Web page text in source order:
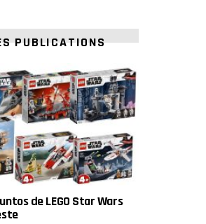
PUBLICATIONS
de LEGO Star Wars